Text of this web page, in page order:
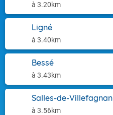
à 3.20km
Ligné
à 3.40km
Bessé
à 3.43km
Salles-de-Villefagnan
à 3.56km